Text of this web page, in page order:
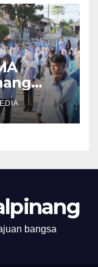
dan BEI
bangsa